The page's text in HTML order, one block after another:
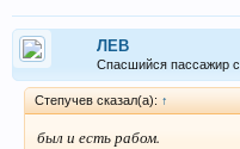
ЛEB
Спасшийся пассажир
Степучев сказал(а): ↑
был и есть рабом.